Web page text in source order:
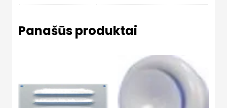
Panašūs produktai